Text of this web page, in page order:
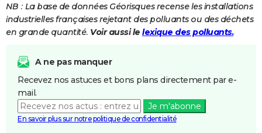
Bricolage
Lifestyle
Culture
Sport
Auto
Television
Voyage
Cinema
NB : La base de données Géorisques recense les installations
industrielles françaises rejetant des polluants ou des déchets
en grande quantité. Voir aussi le lexique des polluants.
A ne pas manquer
Recevez nos astuces et bons plans directement par e-
mail.
Je m'abonne
En savoir plus sur notre politique de confidentialité